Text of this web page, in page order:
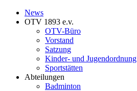
News
OTV 1893 e.v.
OTV-Büro
Vorstand
Satzung
Kinder- und Jugendordnung
Sportstätten
Abteilungen
Badminton